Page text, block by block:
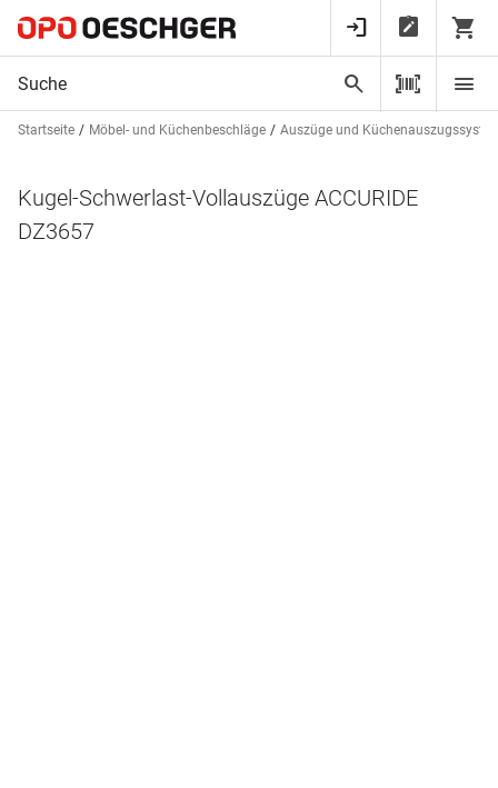
Startseite Möbel- und Küchenbeschläge Auszüge und
Kugel-Schwerlast-Vollauszüge ACCURIDE
DZ3657